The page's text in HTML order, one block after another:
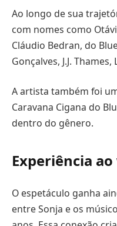
Ao longo de sua
com nomes como
Cláudio Bedran, do
Gonçalves, J.J. Thames,
A artista também foi
Caravana Cigana do
dentro do gênero.
Experiência
O espetáculo ganha
entre Sonja e os